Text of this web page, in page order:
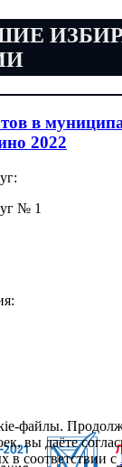
в
2022
№ 1
файлы.
вы даёте
в соответствии с